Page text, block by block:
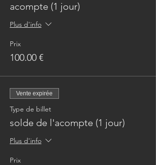
acompte (1 jour)
Plus d'info
Prix
100.00 €
Vente expirée
Type de billet
solde de l'acompte (1 jour)
Plus d'info
Prix